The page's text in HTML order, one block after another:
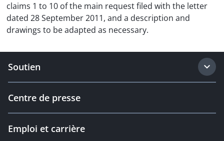
claims 1 to 10 of the main request filed with the letter
dated 28 September 2011, and a description and
drawings to be adapted as necessary.
Soutien
Centre de presse
Emploi et carrière